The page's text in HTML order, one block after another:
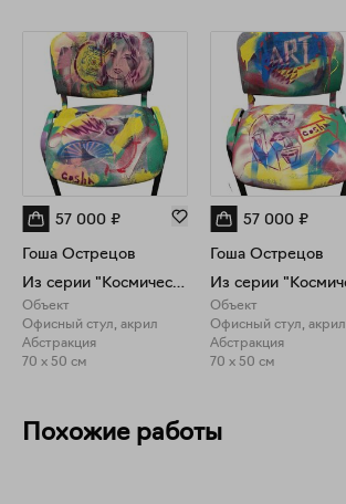
57 000 ₽
Гоша Острецов
Из серии "Космический офис"
Объект
Офисный стул, акрил
Абстракция
70 x 50 см
57 000 ₽
Гоша Острецов
Объект
Офисный стул, акрил
Абстракция
70 x 50 см
Похожие работы